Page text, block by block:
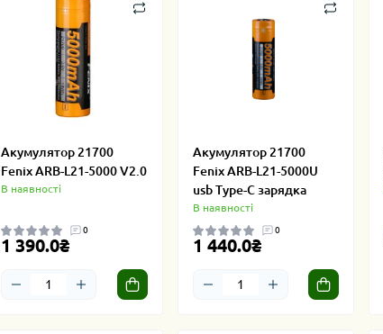
Акумулятор 21700
Fenix ARB-L21-5000 V2.0
В наявності
0
1 390.0₴
Акумулятор 21700
Fenix ARB-L21-5000U
usb Type-C зарядка
В наявності
0
1 440.0₴